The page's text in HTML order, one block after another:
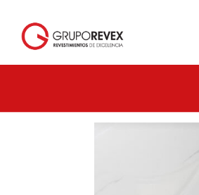
Inicio/ Productos